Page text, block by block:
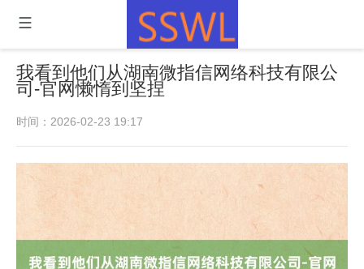
我看到他们从湖南微指信网络科技有限公
司-官网懒惰到坚捏
时间：2026-02-23 19:17